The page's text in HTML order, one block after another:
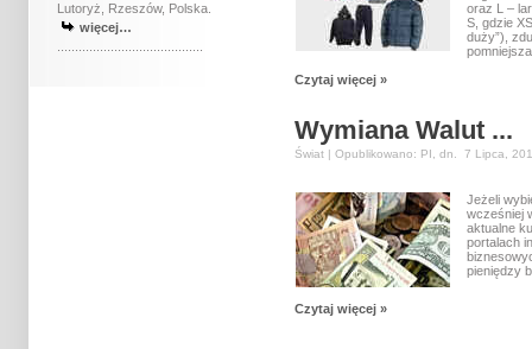
Lutoryż, Rzeszów, Polska.
więcej…
oraz L –
S, gdzie
duży”),
Czytaj więcej »
Wymiana Walut ...
Świat | Opublikowano: PI, dn. 7 Lipca,
Jeżeli
wcześniej
aktualne
portalach
pieniędzy
Czytaj więcej »